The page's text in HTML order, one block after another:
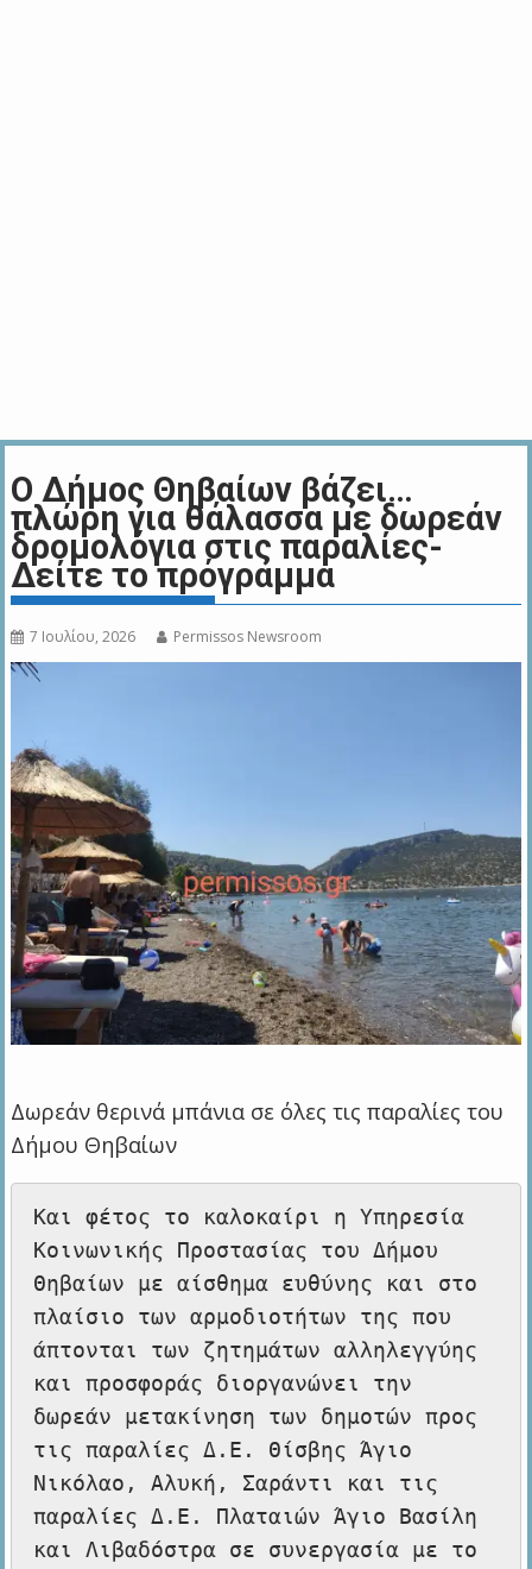
Ο Δήμος Θηβαίων βάζει…
πλώρη για θάλασσα με δωρεάν
δρομολόγια στις παραλίες-
Δείτε το πρόγραμμα
7 Ιουλίου, 2026 Permissos Newsroom
Δωρεάν θερινά μπάνια σε όλες τις παραλίες του
Δήμου Θηβαίων
Και φέτος το καλοκαίρι η Υπηρεσία
Κοινωνικής Προστασίας του Δήμου
Θηβαίων με αίσθημα ευθύνης και στο
πλαίσιο των αρμοδιοτήτων της που
άπτονται των ζητημάτων αλληλεγγύης
και προσφοράς διοργανώνει την
δωρεάν μετακίνηση των δημοτών προς
τις παραλίες Δ.Ε. Θίσβης Άγιο
Νικόλαο, Αλυκή, Σαράντι και τις
παραλίες Δ.Ε. Πλαταιών Άγιο Βασίλη
και Λιβαδόστρα σε συνεργασία με το